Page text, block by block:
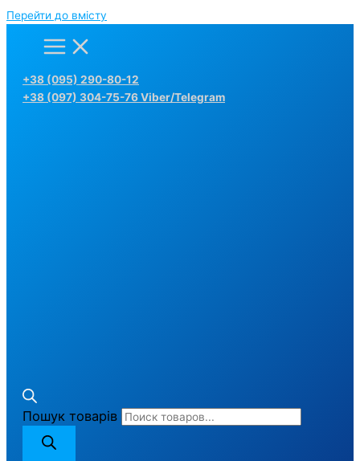
Перейти до вмісту
+38 (095) 290-80-12
+38 (097) 304-75-76 Viber/Telegram
Пошук товарів